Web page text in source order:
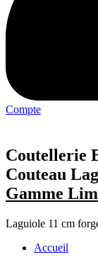
Compte
Coutellerie
Couteau
Gamme
Laguiole 11 cm
Accueil